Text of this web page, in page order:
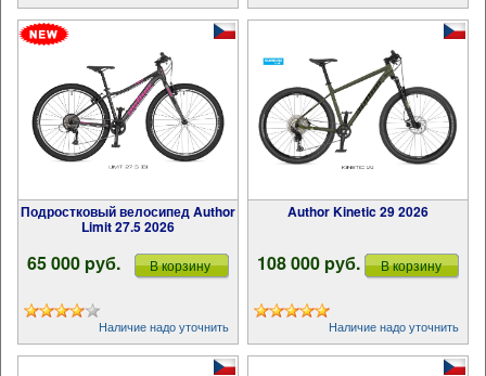
Подростковый велосипед Author
Limit 27.5 2026
65 000 pуб. В корзину
Наличие надо уточнить
Author Kinetic 29 2026
108 000 pуб. В корзину
Наличие надо уточнить